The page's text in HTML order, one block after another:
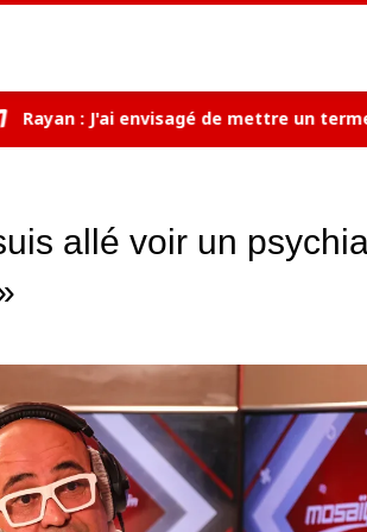
: J'ai envisagé de mettre un terme à
allé voir un